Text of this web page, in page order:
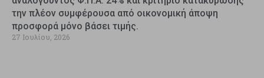
την πλέον συμφέρουσα από οικονομική άποψη
προσφορά μόνο βάσει τιμής.
27 Ιουλίου, 2026